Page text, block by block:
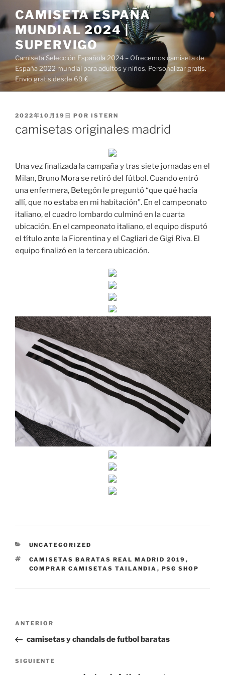
al
contenido
CAMISETA ESPAÑA
MUNDIAL 2024 |
SUPERVIGO
Camiseta Selección Española 2024 – Ofrecemos camiseta de
España 2022 mundial para adultos y niños. Personalizar gratis.
Envío gratis desde 69 €.
PUBLICADO
2022年10月19日 POR ISTERN
camisetas originales madrid
Una vez finalizada la campaña y tras siete jornadas en el
Milan, Bruno Mora se retiró del fútbol. Cuando entró
una enfermera, Betegón le preguntó “que qué hacía
allí, que no estaba en mi habitación”. En el campeonato
italiano, el cuadro lombardo culminó en la cuarta
ubicación. En el campeonato italiano, el equipo disputó
el título ante la Fiorentina y el Cagliari de Gigi Riva. El
equipo finalizó en la tercera ubicación.
CATEGORÍAS
UNCATEGORIZED
ETIQUETAS
CAMISETAS BARATAS REAL MADRID 2019 ,
COMPRAR CAMISETAS TAILANDIA , PSG SHOP
Navegación
entradas
Entrada
anterior:
ANTERIOR
camisetas y chandals de futbol baratas
Siguiente
SIGUIENTE